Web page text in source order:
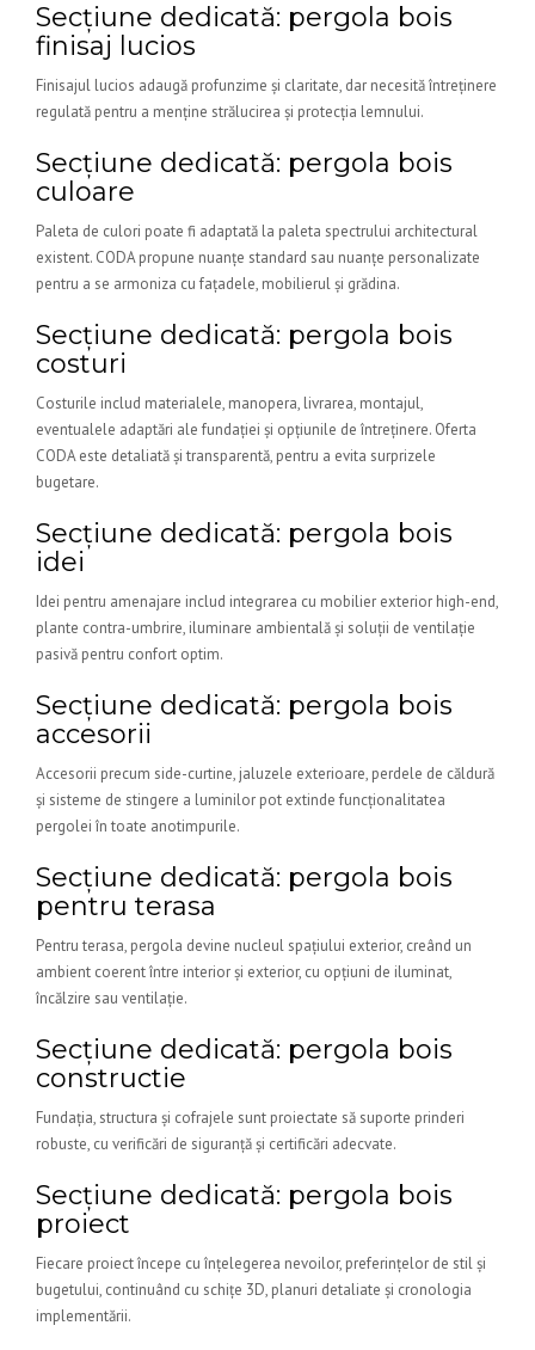
Secțiune dedicată: pergola bois
finisaj lucios
Finisajul lucios adaugă profunzime și claritate, dar necesită întreținere
regulată pentru a menține strălucirea și protecția lemnului.
Secțiune dedicată: pergola bois
culoare
Paleta de culori poate fi adaptată la paleta spectrului architectural
existent. CODA propune nuanțe standard sau nuanțe personalizate
pentru a se armoniza cu fațadele, mobilierul și grădina.
Secțiune dedicată: pergola bois
costuri
Costurile includ materialele, manopera, livrarea, montajul,
eventualele adaptări ale fundației și opțiunile de întreținere. Oferta
CODA este detaliată și transparentă, pentru a evita surprizele
bugetare.
Secțiune dedicată: pergola bois
idei
Idei pentru amenajare includ integrarea cu mobilier exterior high-end,
plante contra-umbrire, iluminare ambientală și soluții de ventilație
pasivă pentru confort optim.
Secțiune dedicată: pergola bois
accesorii
Accesorii precum side-curtine, jaluzele exterioare, perdele de căldură
și sisteme de stingere a luminilor pot extinde funcționalitatea
pergolei în toate anotimpurile.
Secțiune dedicată: pergola bois
pentru terasa
Pentru terasa, pergola devine nucleul spațiului exterior, creând un
ambient coerent între interior și exterior, cu opțiuni de iluminat,
încălzire sau ventilație.
Secțiune dedicată: pergola bois
constructie
Fundația, structura și cofrajele sunt proiectate să suporte prinderi
robuste, cu verificări de siguranță și certificări adecvate.
Secțiune dedicată: pergola bois
proiect
Fiecare proiect începe cu înțelegerea nevoilor, preferințelor de stil și
bugetului, continuând cu schițe 3D, planuri detaliate și cronologia
implementării.